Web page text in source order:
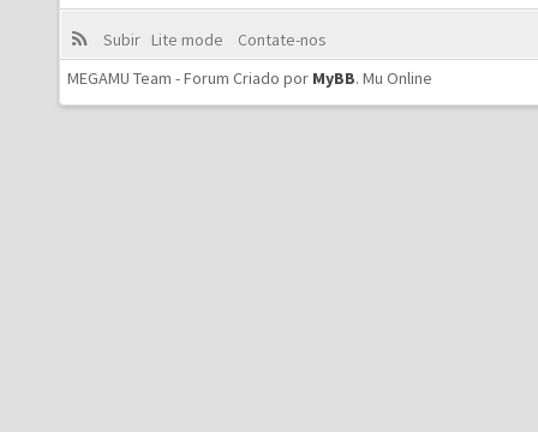
Subir Lite mode
Contate-nos
MEGAMU Team - Forum Criado por MyBB. Mu Online